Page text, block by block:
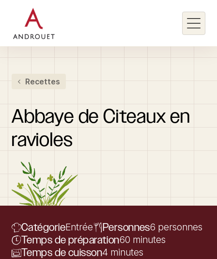
Rechercher un mot clé
Recettes
Abbaye de Citeauxen
ravioles
CatégorieEntrée Personnes6 personnes
Temps de préparation60 minutes
Temps de cuisson4 minutes